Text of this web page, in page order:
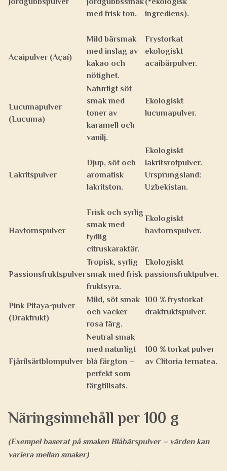
med frisk ton.
ingrediens).
Acaipulver (Açaí)
Mild bärsmak
med inslag av
kakao och
nötighet.
Frystorkat
ekologiskt
acaibärpulver.
Lucumapulver
(Lucuma)
Naturligt söt
smak med
toner av
karamell och
vanilj.
Ekologiskt
lucumapulver.
Lakritspulver
Djup, söt och
aromatisk
lakritston.
Ekologiskt
lakritsrotpulver.
Ursprungsland:
Uzbekistan.
Havtornspulver
Frisk och syrlig
smak med
tydlig
citruskaraktär.
Ekologiskt
havtornspulver.
Passionsfruktspulver
Tropisk, syrlig
smak med frisk
fruktsyra.
Ekologiskt
passionsfruktpulver.
Pink Pitaya-pulver
(Drakfrukt)
Mild, söt smak
och vacker
rosa färg.
100 % frystorkat
drakfruktspulver.
Fjärilsärtblompulver
Neutral smak
med naturligt
blå färgton –
perfekt som
färgtillsats.
100 % torkat pulver
av Clitoria ternatea.
Näringsinnehåll per 100 g
(Exempel baserat på smaken Blåbärspulver – värden kan
variera mellan smaker)